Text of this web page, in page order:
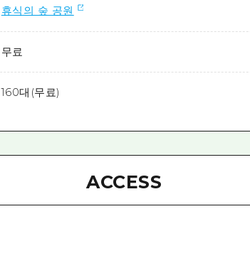
휴식의 숲 공원
무료
160대(무료)
ACCESS